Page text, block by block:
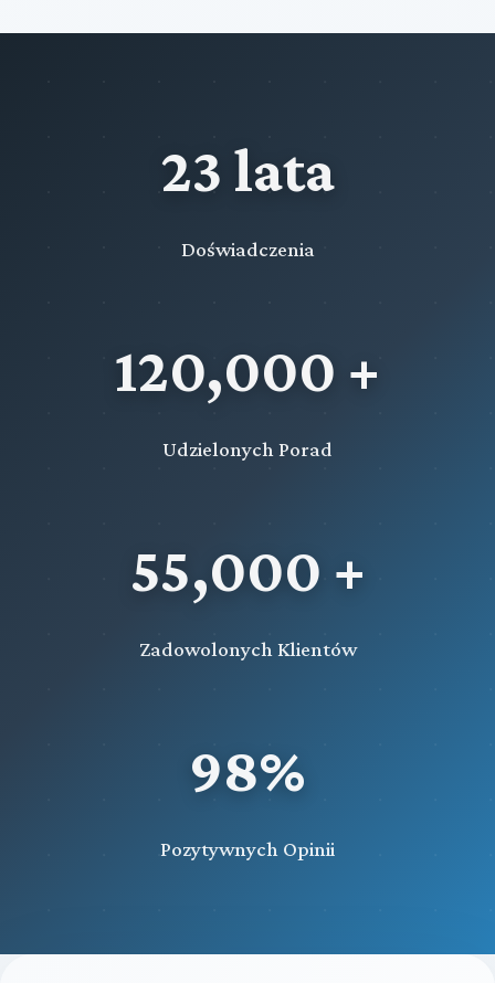
23 lata
Doświadczenia
120,000 +
Udzielonych Porad
55,000 +
Zadowolonych Klientów
98%
Pozytywnych Opinii